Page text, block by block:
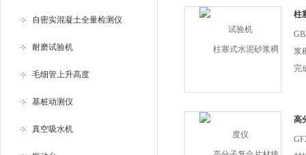
自密实混凝土全量检测仪
耐磨试验机
毛细管上升高度
基桩动测仪
真空吸水机
柱
浆
完
柱
高
水